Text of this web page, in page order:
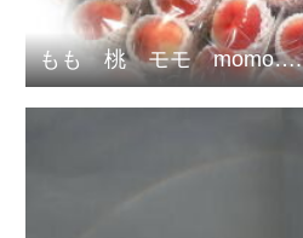
もも 桃 モモ momo….